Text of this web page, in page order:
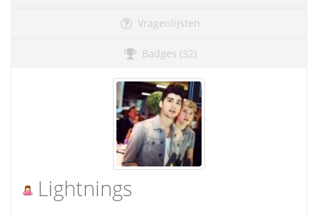
Vragenlijsten
Badges (32)
Lightnings